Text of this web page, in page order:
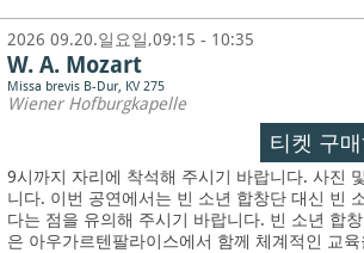
2026 09.20.일요일,09:15 - 10:35
W. A. Mozart
Missa brevis B-Dur, KV 275
Wiener Hofburgkapelle
티켓 구
9시까지 자리에 착석해 주시기 바랍니다. 사진
니다. 이번 공연에서는 빈 소년 합창단 대신 빈
다는 점을 유의해 주시기 바랍니다. 빈 소년 합
은 아우가르텐팔라이스에서 함께 체계적인 교